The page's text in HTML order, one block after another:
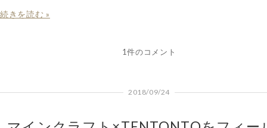
続きを読む »
1件のコメント
2018/09/24